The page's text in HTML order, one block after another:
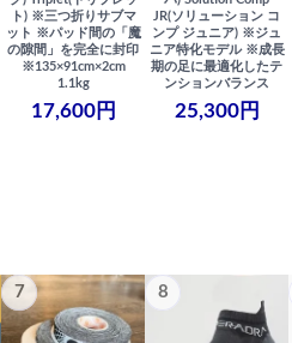
ト) ※三つ折りサブマ
ット ※パッド間の「魔
の隙間」を完全に封印
※135×91cm×2cm
1.1kg
17,600円
JR(ソリューション コ
ンプ ジュニア) ※ジュ
ニア特化モデル ※成長
期の足に最適化したテ
ンションバランス
25,300円
7 8